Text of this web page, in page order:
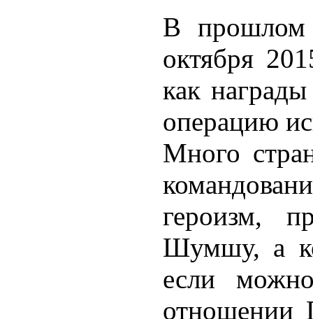
В
октября
как
операцию
Много
героизм,
Шумшу, а
если
отношении